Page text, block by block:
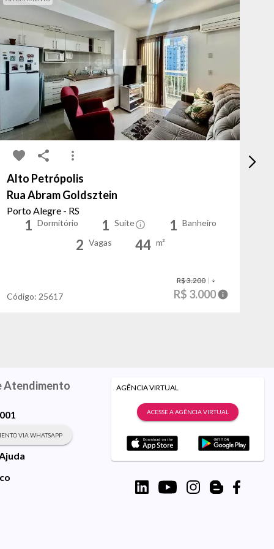
Alto Petrópolis
Rua Abram Goldsztein
Porto Alegre - RS
1 Dormitório 1 Suíte 1 Banheiro
2 Vagas 44 m²
Código: 25617
R$ 3.200
R$ 3.000
Atendimento
VIA WHATSAPP
AGÊNCIA VIRTUAL
ACESSE A AGÊNCIA VIRTUAL